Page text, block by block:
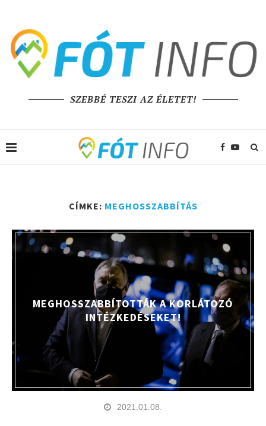
SZEBBÉ TESZI AZ ÉLETET!
CÍMKE: MEGHOSSZABBÍTÁS
MEGHOSSZABBÍTOTTÁK A KORLÁTOZÓ
INTÉZKEDÉSEKET!
2021.01.08.